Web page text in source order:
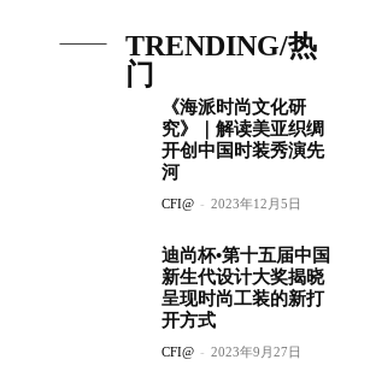
TRENDING/热
门
《海派时尚文化研
究》｜解读美亚织绸
开创中国时装秀演先
河
CFI@ - 2023年12月5日
迪尚杯•第十五届中国
新生代设计大奖揭晓
呈现时尚工装的新打
开方式
CFI@ - 2023年9月27日